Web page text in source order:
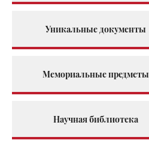
Уникальные документы
Мемориальные предметы
Научная библиотека